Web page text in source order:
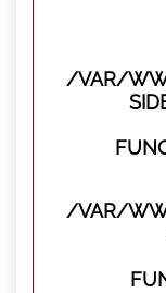
/VAR/
/VAR/